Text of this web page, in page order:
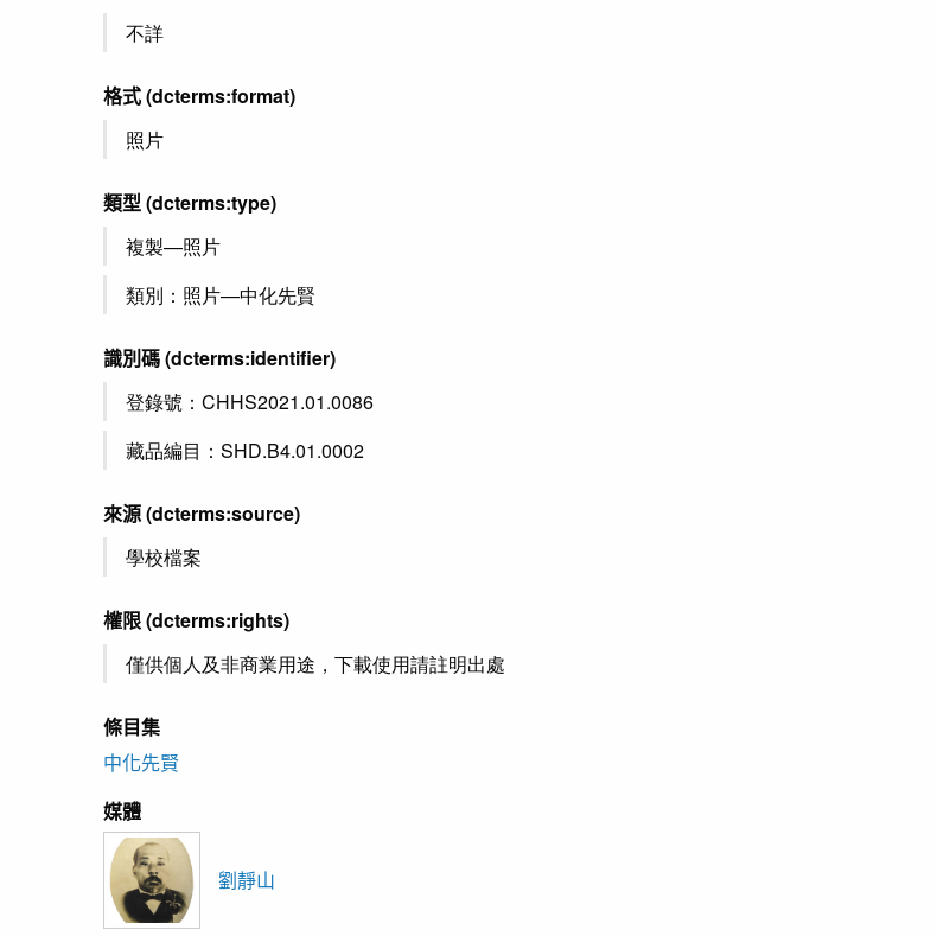
不詳
格式(dcterms:format)
照片
類型(dcterms:type)
複製—照片
類別：照片—中化先賢
識別碼(dcterms:identifier)
登錄號：CHHS2021.01.0086
藏品編目：SHD.B4.01.0002
來源(dcterms:source)
學校檔案
權限(dcterms:rights)
僅供個人及非商業用途，下載使用請註明出處
條目集
中化先賢
媒體
劉靜山